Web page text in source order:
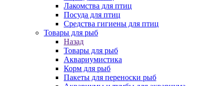
Лакомства для птиц
Посуда для птиц
Средства гигиены для птиц
Товары для рыб
Назад
Товары для рыб
Аквариумистика
Корм для рыб
Пакеты для переноски рыб